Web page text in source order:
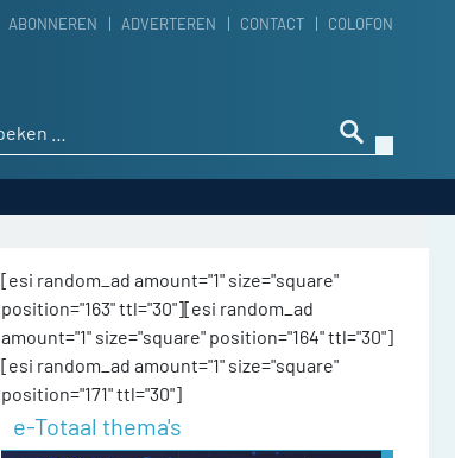
ABONNEREN ADVERTEREN CONTACT COLOFON
[esi random_ad amount="1" size="square"
position="163" ttl="30"][esi random_ad
amount="1" size="square" position="164" ttl="30"]
[esi random_ad amount="1" size="square"
position="171" ttl="30"]
e-Totaal thema's